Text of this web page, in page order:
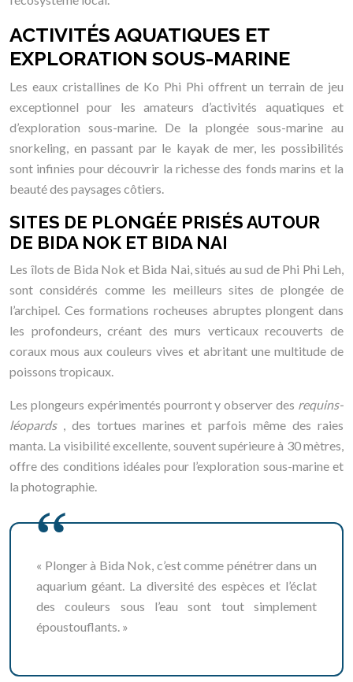
ACTIVITÉS AQUATIQUES ET
EXPLORATION SOUS-MARINE
Les eaux cristallines de Ko Phi Phi offrent un terrain de jeu
exceptionnel pour les amateurs d’activités aquatiques et
d’exploration sous-marine. De la plongée sous-marine au
snorkeling, en passant par le kayak de mer, les possibilités
sont infinies pour découvrir la richesse des fonds marins et la
beauté des paysages côtiers.
SITES DE PLONGÉE PRISÉS AUTOUR
DE BIDA NOK ET BIDA NAI
Les îlots de Bida Nok et Bida Nai, situés au sud de Phi Phi Leh,
sont considérés comme les meilleurs sites de plongée de
l’archipel. Ces formations rocheuses abruptes plongent dans
les profondeurs, créant des murs verticaux recouverts de
coraux mous aux couleurs vives et abritant une multitude de
poissons tropicaux.
Les plongeurs expérimentés pourront y observer des requins-
léopards , des tortues marines et parfois même des raies
manta. La visibilité excellente, souvent supérieure à 30 mètres,
offre des conditions idéales pour l’exploration sous-marine et
la photographie.
« Plonger à Bida Nok, c’est comme pénétrer dans un
aquarium géant. La diversité des espèces et l’éclat
des couleurs sous l’eau sont tout simplement
époustouflants. »